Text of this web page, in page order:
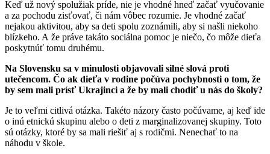
Keď už nový spolužiak príde, nie je vhodné hneď začať vyučovanie
a za pochodu zisťovať, či nám vôbec rozumie. Je vhodné začať
nejakou aktivitou, aby sa deti spolu zoznámili, aby si našli niekoho
blízkeho. A že práve takáto sociálna pomoc je niečo, čo môže dieťa
poskytnúť tomu druhému.
Na Slovensku sa v minulosti objavovali silné slová proti
utečencom. Čo ak dieťa v rodine počúva pochybnosti o tom, že
by sem mali prísť Ukrajinci a že by mali chodiť u nás do školy?
Je to veľmi citlivá otázka. Takéto názory často počúvame, aj keď ide
o inú etnickú skupinu alebo o deti z marginalizovanej skupiny. Toto
sú otázky, ktoré by sa mali riešiť aj s rodičmi. Nenechať to na
náhodu v škole.